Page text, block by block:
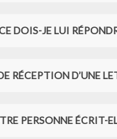
DOIS-JE LUI
RÉCEPTION D’UNE
PERSONNE ÉCRIT-